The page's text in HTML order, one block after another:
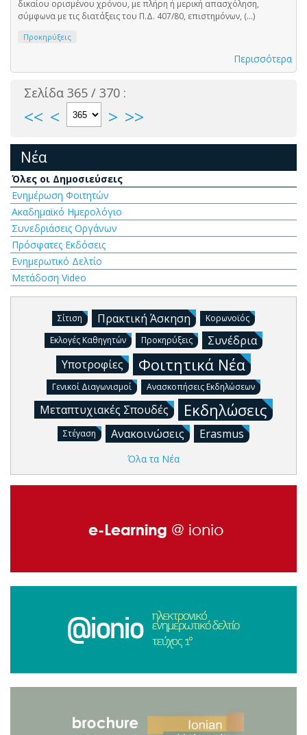
δικαίου ορισμένου χρόνου, με πλήρη ή μερική απασχόληση,
σύμφωνα με τις διατάξεις του Π.Δ. 407/80, επιστημόνων, (...)
Προκηρύξεις
Περισσότερα
Σελίδα 365 / 370 :
<< < > >>
Νέα
Όλες οι Δημοσιεύσεις
Ενημέρωση Φοιτητών
Ακαδημαϊκό Ημερολόγιο
Συνεδριάσεις Οργάνων
Πρόσφατες Εκδόσεις
Ενημερωτικό Δελτίο
Μετάδοση Video
Σίτιση Πρακτική Άσκηση
Κορωνοϊός
Εκλογές Καθηγητών
Προκηρύξεις
Συνέδρια
Υποτροφίες
Φοιτητικά Νέα
Γενικοί Διαγωνισμοί Ανασκοπήσεις Εκδηλώσεων
Μεταπτυχιακές Σπουδές Εκδηλώσεις
Στέγαση Ανακοινώσεις Erasmus
Όλα τα Νέα